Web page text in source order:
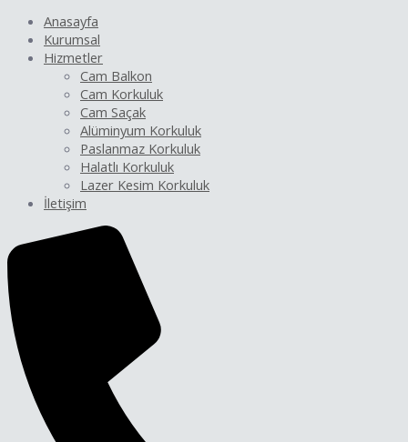
Anasayfa
Kurumsal
Hizmetler
Cam Balkon
Cam Korkuluk
Cam Saçak
Alüminyum Korkuluk
Paslanmaz Korkuluk
Halatlı Korkuluk
Lazer Kesim Korkuluk
İletişim